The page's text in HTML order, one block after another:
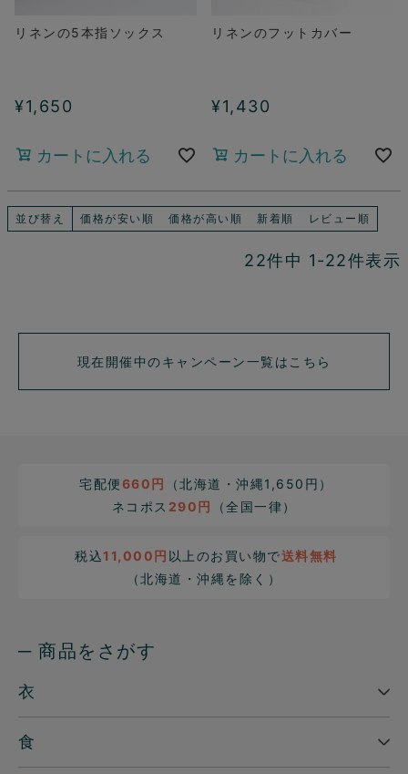
リネンの5本指ソックス
¥1,650
カートに入れる
リネンのフットカバー
¥1,430
カートに入れる
並び替え 価格が安い順 価格が高い順 新着順 レビュー順
22件中 1-22件表示
現在開催中のキャンペーン一覧はこちら
宅配便660円
（北海道・沖縄1,650円）
ネコポス 290円 （全国一律）
税込11,000円 以上のお買い物で送料無料
（北海道・沖縄を除く）
─ 商品をさがす
衣
食